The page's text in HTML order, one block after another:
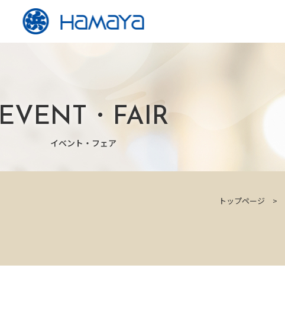
EVENT・FAIR
イベント・フェア
トップページ